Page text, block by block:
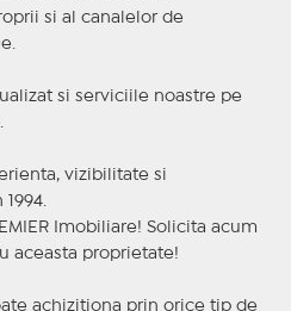
si al canalelor de
si serviciile noastre pe
vizibilitate si
Imobiliare! Solicita acum
aceasta proprietate!
achizitiona prin orice tip de